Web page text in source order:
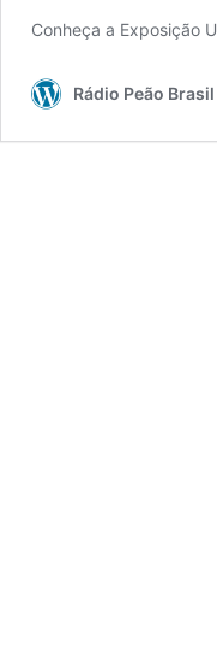
Conheça a Exposição
Rádio Peão Brasil